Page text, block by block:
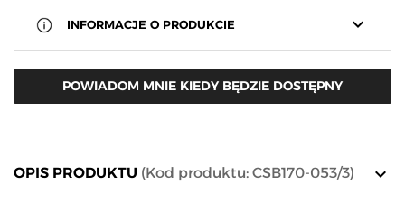
keyboard_arrow_down
INFORMACJE O PRODUKCIE
POWIADOM MNIE KIEDY BĘDZIE DOSTĘPNY
keyboard_arrow_down
OPIS PRODUKTU (Kod produktu: CSB170-053/3)